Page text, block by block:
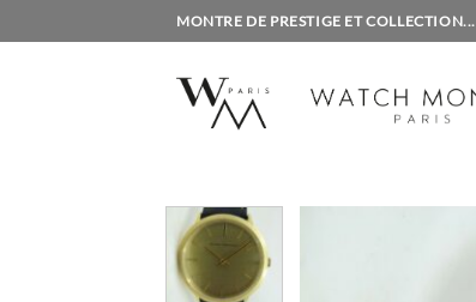
au
MONTRE DE PRESTIGE ET COLLECTION...